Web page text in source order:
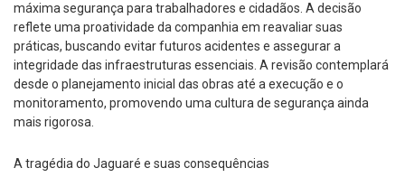
máxima segurança para trabalhadores e cidadãos. A decisão
reflete uma proatividade da companhia em reavaliar suas
práticas, buscando evitar futuros acidentes e assegurar a
integridade das infraestruturas essenciais. A revisão contemplará
desde o planejamento inicial das obras até a execução e o
monitoramento, promovendo uma cultura de segurança ainda
mais rigorosa.
A tragédia do Jaguaré e suas consequências